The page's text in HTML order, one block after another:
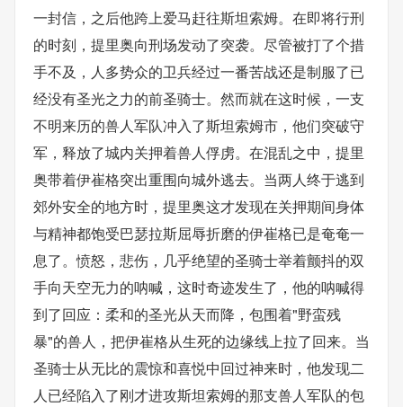
一封信，之后他跨上爱马赶往斯坦索姆。在即将行刑
的时刻，提里奥向刑场发动了突袭。尽管被打了个措
手不及，人多势众的卫兵经过一番苦战还是制服了已
经没有圣光之力的前圣骑士。然而就在这时候，一支
不明来历的兽人军队冲入了斯坦索姆市，他们突破守
军，释放了城内关押着兽人俘虏。在混乱之中，提里
奥带着伊崔格突出重围向城外逃去。当两人终于逃到
郊外安全的地方时，提里奥这才发现在关押期间身体
与精神都饱受巴瑟拉斯屈辱折磨的伊崔格已是奄奄一
息了。愤怒，悲伤，几乎绝望的圣骑士举着颤抖的双
手向天空无力的呐喊，这时奇迹发生了，他的呐喊得
到了回应：柔和的圣光从天而降，包围着"野蛮残
暴"的兽人，把伊崔格从生死的边缘线上拉了回来。当
圣骑士从无比的震惊和喜悦中回过神来时，他发现二
人已经陷入了刚才进攻斯坦索姆的那支兽人军队的包